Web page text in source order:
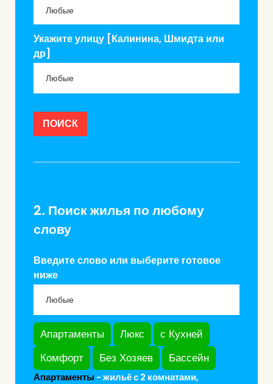
Укажите улицу [Калинина, Шмидта или
др]
ПОИСК
2. Поиск жилья по любому
слову
Введите слово или выберите готовое
ниже
Апартаменты Люкс
с Кухней
Комфорт
Без Хозяев Бассейн
Апартаменты - жильё с 2 комнатами,